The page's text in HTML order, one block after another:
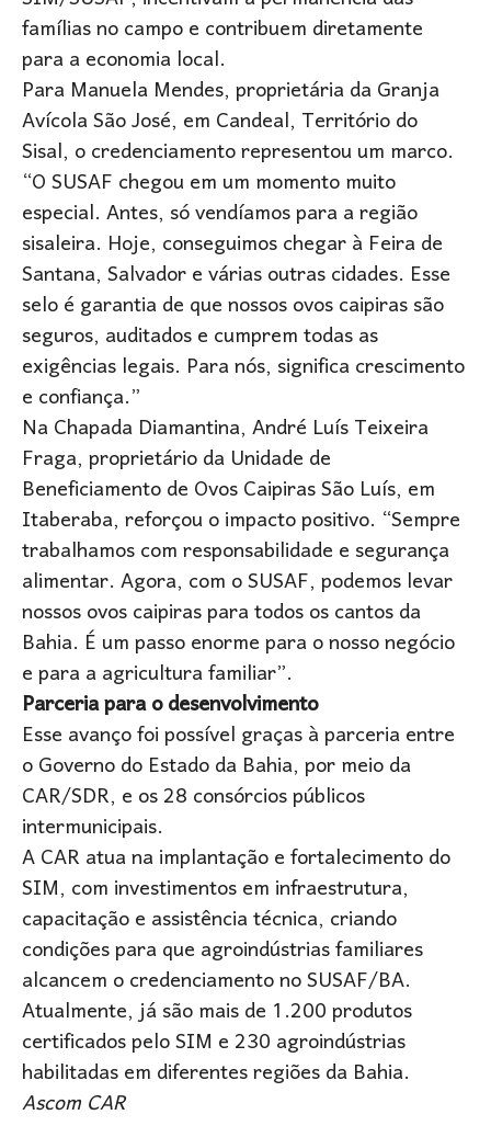
famílias no campo e contribuem diretamente
para a economia local.
Para Manuela Mendes, proprietária da Granja
Avícola São José, em Candeal, Território do
Sisal, o credenciamento representou um marco.
“O SUSAF chegou em um momento muito
especial. Antes, só vendíamos para a região
sisaleira. Hoje, conseguimos chegar à Feira de
Santana, Salvador e várias outras cidades. Esse
selo é garantia de que nossos ovos caipiras são
seguros, auditados e cumprem todas as
exigências legais. Para nós, significa crescimento
e confiança.”
Na Chapada Diamantina, André Luís Teixeira
Fraga, proprietário da Unidade de
Beneficiamento de Ovos Caipiras São Luís, em
Itaberaba, reforçou o impacto positivo. “Sempre
trabalhamos com responsabilidade e segurança
alimentar. Agora, com o SUSAF, podemos levar
nossos ovos caipiras para todos os cantos da
Bahia. É um passo enorme para o nosso negócio
e para a agricultura familiar”.
Parceria para o desenvolvimento
Esse avanço foi possível graças à parceria entre
o Governo do Estado da Bahia, por meio da
CAR/SDR, e os 28 consórcios públicos
intermunicipais.
A CAR atua na implantação e fortalecimento do
SIM, com investimentos em infraestrutura,
capacitação e assistência técnica, criando
condições para que agroindústrias familiares
alcancem o credenciamento no SUSAF/BA.
Atualmente, já são mais de 1.200 produtos
certificados pelo SIM e 230 agroindústrias
habilitadas em diferentes regiões da Bahia.
Ascom CAR